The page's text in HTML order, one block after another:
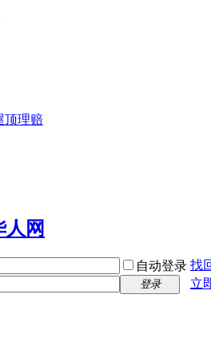
自动登录 找
登录
立